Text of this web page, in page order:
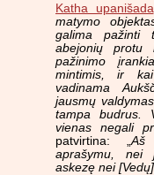
Katha upanišada
matymo
galima pažinti
abejonių protu
pažinimo
mintimis, ir
vadinama
jausmų
tampa budrus.
vienas negali
patvirtina: „Aš
aprašymu, nei
askezę nei